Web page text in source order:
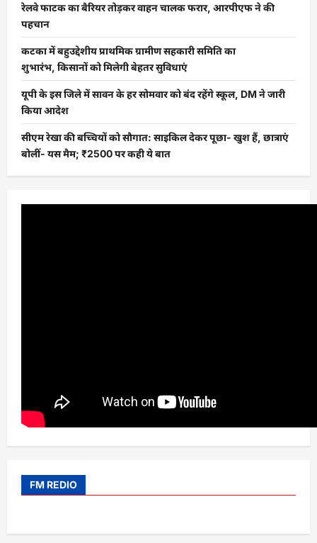
रेलवे फाटक का बैरियर तोड़कर वाहन चालक फरार, आरपीएफ ने की
पहचान
कटका में बहुउद्देशीय प्राथमिक ग्रामीण सहकारी समिति का
शुभारंभ, किसानों को मिलेगी बेहतर सुविधाएं
यूपी के इस जिले में सावन के हर सोमवार को बंद रहेंगे स्कूल, DM ने जारी
किया आदेश
सीएम रेखा की बच्चियों को सौगात: साइकिल देकर पूछा- खुश हैं, छात्राएं
बोलीं- यस मैम; ₹2500 पर कही ये बात
FM REDIO